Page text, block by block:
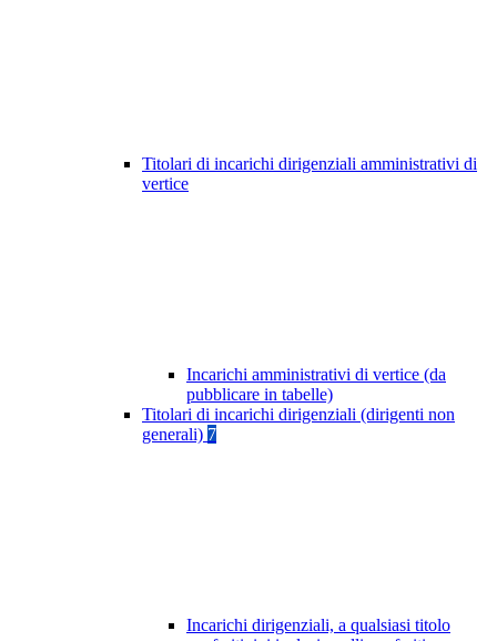
Titolari di incarichi dirigenziali amministrativi di
vertice
Incarichi amministrativi di vertice (da
pubblicare in tabelle)
Titolari di incarichi dirigenziali (dirigenti non
generali) 7
Incarichi dirigenziali, a qualsiasi titolo